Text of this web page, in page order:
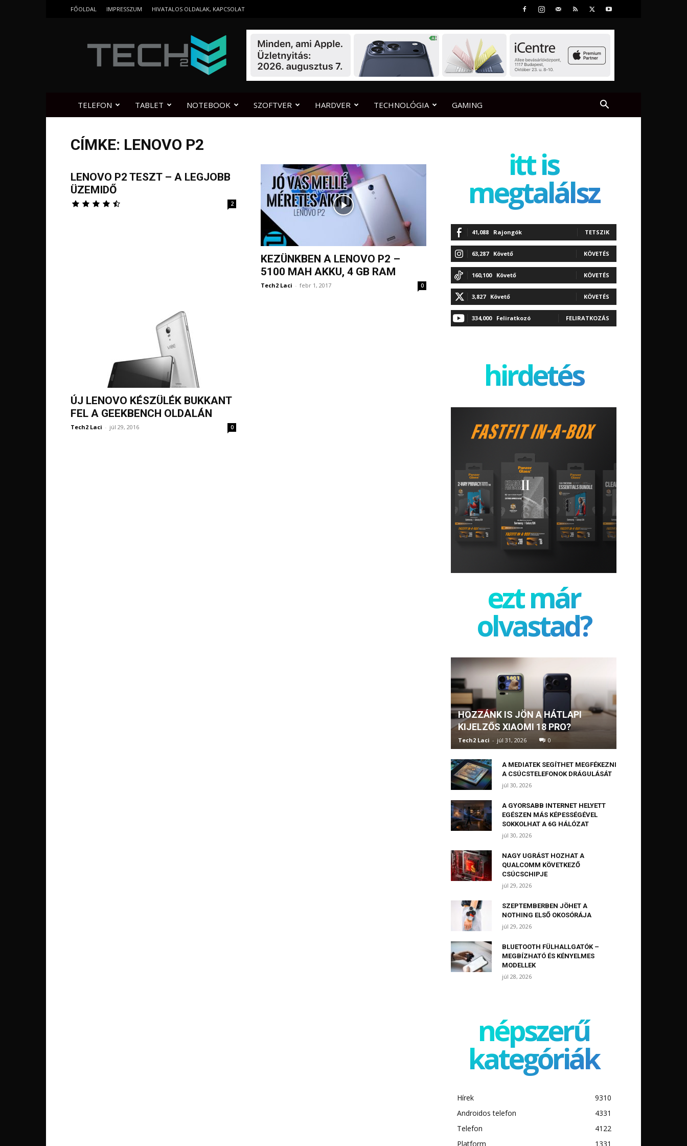
FŐOLDAL IMPRESSZUM HIVATALOS OLDALAK, KAPCSOLAT
TELEFON TABLET NOTEBOOK SZOFTVER HARDVER TECHNOLÓGIA GAMING
CÍMKE: LENOVO P2
LENOVO P2 TESZT – A LEGJOBB
ÜZEMIDŐ
2
KEZÜNKBEN A LENOVO P2 –
5100 MAH AKKU, 4 GB RAM
Tech2 Laci - febr 1, 2017 0
ÚJ LENOVO KÉSZÜLÉK BUKKANT
FEL A GEEKBENCH OLDALÁN
Tech2 Laci - júl 29, 2016 0
itt is
megtalálsz
41,088 Rajongók TETSZIK
63,287 Követő KÖVETÉS
160,100 Követő KÖVETÉS
3,827 Követő KÖVETÉS
334,000 Feliratkozó FELIRATKOZÁS
hirdetés
ezt már
olvastad?
HOZZÁNK IS JÖN A HÁTLAPI
KIJELZŐS XIAOMI 18 PRO?
Tech2 Laci - júl 31, 2026 0
A MEDIATEK SEGÍTHET MEGFÉKEZNI
A CSÚCSTELEFONOK DRÁGULÁSÁT
júl 30, 2026
A GYORSABB INTERNET HELYETT
EGÉSZEN MÁS KÉPESSÉGÉVEL
SOKKOLHAT A 6G HÁLÓZAT
júl 30, 2026
NAGY UGRÁST HOZHAT A
QUALCOMM KÖVETKEZŐ
CSÚCSCHIPJE
júl 29, 2026
SZEPTEMBERBEN JÖHET A
NOTHING ELSŐ OKOSÓRÁJA
júl 29, 2026
BLUETOOTH FÜLHALLGATÓK –
MEGBÍZHATÓ ÉS KÉNYELMES
MODELLEK
júl 28, 2026
népszerű
kategóriák
Hírek
9310
Androidos telefon
4331
Telefon
4122
Platform
1331